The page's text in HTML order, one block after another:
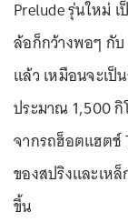
Prelude รุ่นใหม่
ล้อก็กว้างพอๆ กับ
แล้ว เหมือนจะเป็
ประมาณ 1,500 กิ
จากรถฮ็อตแฮตช์
ของสปริงและเห
ขึ้น